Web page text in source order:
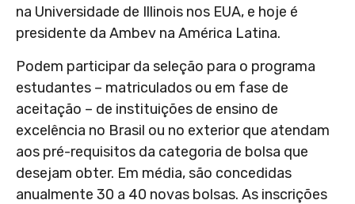
na Universidade de Illinois nos EUA, e hoje é
presidente da Ambev na América Latina.
Podem participar da seleção para o programa
estudantes – matriculados ou em fase de
aceitação – de instituições de ensino de
excelência no Brasil ou no exterior que atendam
aos pré-requisitos da categoria de bolsa que
desejam obter. Em média, são concedidas
anualmente 30 a 40 novas bolsas. As inscrições